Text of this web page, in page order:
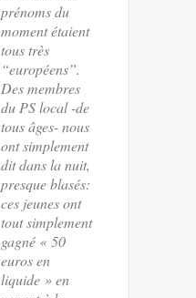
prénoms du
moment étaient
tous très
“européens”.
Des membres
du PS local -de
tous âges- nous
ont simplement
dit dans la nuit,
presque blasés:
ces jeunes ont
tout simplement
gagné « 50
euros en
liquide » en